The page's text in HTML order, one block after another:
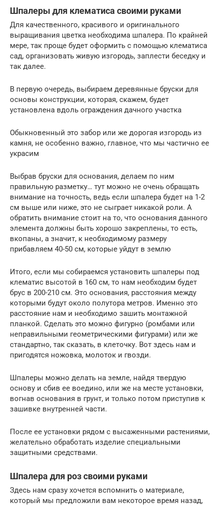
Шпалеры для клематиса своими руками
Для качественного, красивого и оригинального
выращивания цветка необходима шпалера. По крайней
мере, так проще будет оформить с помощью клематиса
сад, организовать живую изгородь, заплести беседку и
так далее.
В первую очередь, выбираем деревянные бруски для
основы конструкции, которая, скажем, будет
установлена вдоль ограждения дачного участка
Обыкновенный это забор или же дорогая изгородь из
камня, не особенно важно, главное, что мы частично ее
украсим
Выбрав бруски для основания, делаем по ним
правильную разметку… тут можно не очень обращать
внимание на точность, ведь если шпалера будет на 1-2
см выше или ниже, это не сыграет никакой роли. А
обратить внимание стоит на то, что основания данного
элемента должны быть хорошо закреплены, то есть,
вкопаны, а значит, к необходимому размеру
прибавляем 40-50 см, которые уйдут в землю
Итого, если мы собираемся установить шпалеры под
клематис высотой в 160 см, то нам необходим будет
брус в 200-210 см. Это основания, расстояния между
которыми будут около полутора метров. Именно это
расстояние нам и необходимо зашить монтажной
планкой. Сделать это можно фигурно (ромбами или
неправильными геометрическими фигурами) или же
стандартно, так сказать, в клеточку. Вот здесь нам и
пригодятся ножовка, молоток и гвозди.
Шпалеры можно делать на земле, найдя твердую
основу и сбив ее воедино, или же на месте установки,
вогнав основания в грунт, и только потом приступив к
зашивке внутренней части.
После ее установки рядом с высаженными растениями,
желательно обработать изделие специальными
защитными средствами.
Шпалера для роз своими руками
Здесь нам сразу хочется вспомнить о материале,
который мы предложили вам некоторое время назад,